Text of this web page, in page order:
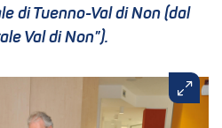
di Tuenno-Val di Non (dal
Val di Non”).